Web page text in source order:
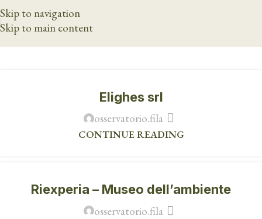
Skip to navigation
Skip to main content
Elighes srl
osservatorio.fila
CONTINUE READING
Riexperia – Museo dell’ambiente
osservatorio.fila